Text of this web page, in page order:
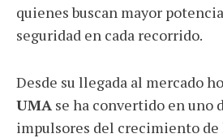
quienes buscan mayor
seguridad en cada recorrido.
Desde su llegada al mercado
UMA se ha convertido en uno
impulsores del crecimiento